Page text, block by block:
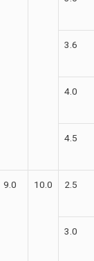
3.6
4.0
4.5
9.0 10.0 2.5
3.0